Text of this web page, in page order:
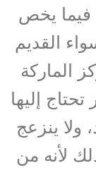
فيما يخص
القديم
الماركة
إليها
ينزعج
لأنه من